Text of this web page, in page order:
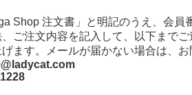
Shop 注文書」と明記のうえ、会
ご注文内容を記入して、以下まで
げます。メールが届かない場合は、